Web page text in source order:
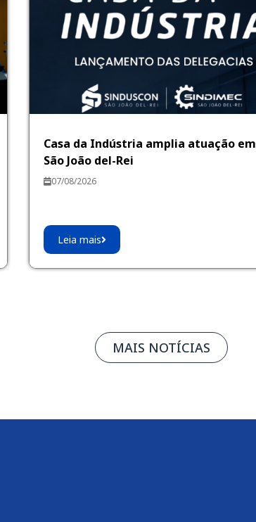
Casa da Indústria amplia atuação em
São João del-Rei
07/08/2026
Leia mais
MAIS NOTÍCIAS